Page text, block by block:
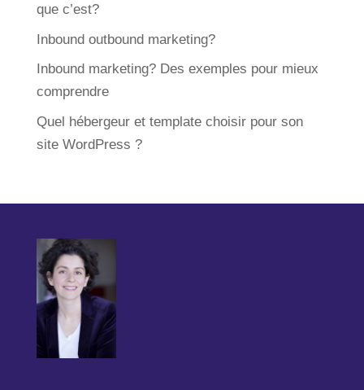
que c’est?
Inbound outbound marketing?
Inbound marketing? Des exemples pour mieux
comprendre
Quel hébergeur et template choisir pour son
site WordPress ?